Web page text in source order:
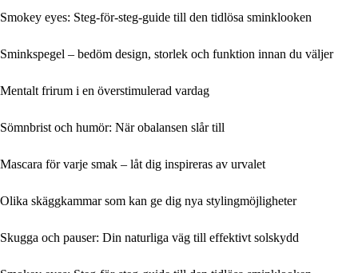
Smokey eyes: Steg-för-steg-guide till den tidlösa sminklooken
Sminkspegel – bedöm design, storlek och funktion innan du väljer
Mentalt frirum i en överstimulerad vardag
Sömnbrist och humör: När obalansen slår till
Mascara för varje smak – låt dig inspireras av urvalet
Olika skäggkammar som kan ge dig nya stylingmöjligheter
Skugga och pauser: Din naturliga väg till effektivt solskydd